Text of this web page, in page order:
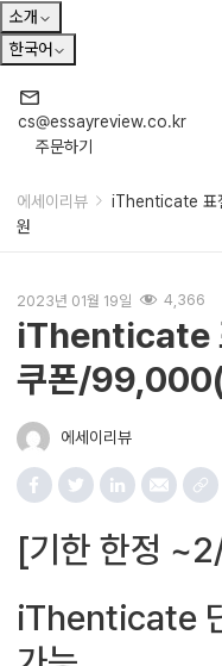
소개
한국어
cs@essayreview.co.kr
주문하기
에세이리뷰
iThenticate 표
원
2023년 01월 19일 4,366
iThenticate
쿠폰/
에세이리뷰
[기한 한정
iThenticate